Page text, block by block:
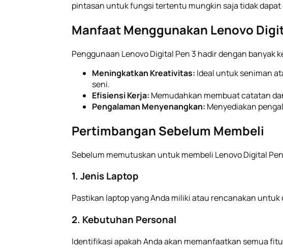
pintasan untuk fungsi tertentu mungkin saja tidak
Manfaat Menggunakan Lenovo
Penggunaan Lenovo Digital Pen 3 hadir dengan banyak
Meningkatkan Kreativitas: Ideal untuk seniman
seni.
Efisiensi Kerja: Memudahkan membuat catatan
Pengalaman Menyenangkan: Menyediakan
Pertimbangan Sebelum Membeli
Sebelum memutuskan untuk membeli Lenovo Digital
1. Jenis Laptop
Pastikan laptop yang Anda miliki atau rencanakan
2. Kebutuhan Personal
Identifikasi apakah Anda akan memanfaatkan semua